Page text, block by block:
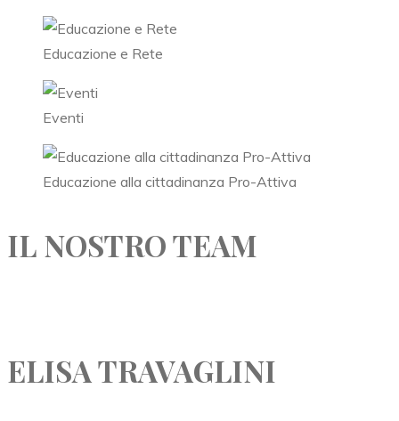
Educazione e Rete
Eventi
Educazione alla cittadinanza Pro-Attiva
IL NOSTRO TEAM
ELISA TRAVAGLINI